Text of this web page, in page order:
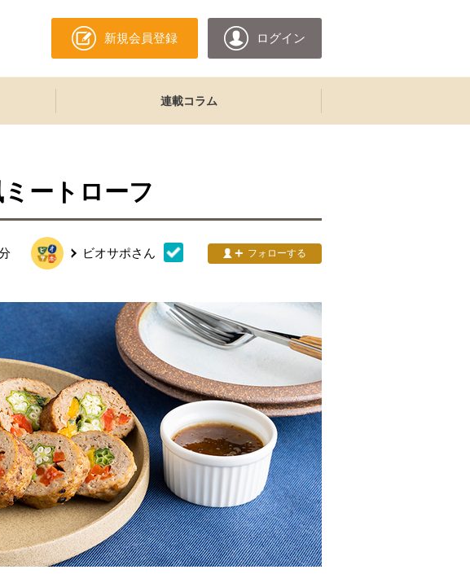
新規会員登録 ログイン
連載コラム
ートローフ
ビオサポさん フォローする